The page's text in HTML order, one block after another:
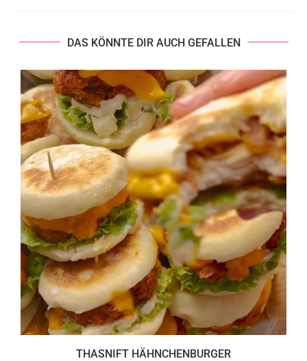
DAS KÖNNTE DIR AUCH GEFALLEN
THASNIFT HÄHNCHENBURGER